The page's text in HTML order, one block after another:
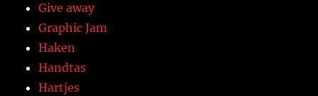
Give away
Graphic Jam
Haken
Handtas
Hartjes